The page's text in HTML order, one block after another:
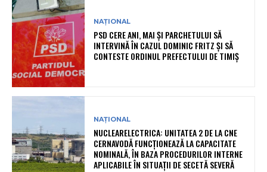
NAȚIONAL
PSD CERE ANI, MAI ȘI PARCHETULUI SĂ
INTERVINĂ ÎN CAZUL DOMINIC FRITZ ȘI SĂ
CONTESTE ORDINUL PREFECTULUI DE TIMIȘ
NAȚIONAL
NUCLEARELECTRICA: UNITATEA 2 DE LA CNE
CERNAVODĂ FUNCȚIONEAZĂ LA CAPACITATE
NOMINALĂ, ÎN BAZA PROCEDURILOR INTERNE
APLICABILE ÎN SITUAȚII DE SECETĂ SEVERĂ